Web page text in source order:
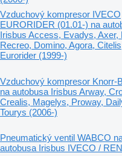
Vzduchový kompresor IVECO
EURORIDER (01.01-) na
Irisbus Access, Evadys, Axer,
Recreo, Domino, Agora,
Eurorider (1999-)
Vzduchový kompresor Knorr-
na autobusa Irisbus Arway,
Crealis, Magelys, Proway,
Tourys (2006-)
Pneumatický ventil WABCO
autobusa Irisbus IVECO /